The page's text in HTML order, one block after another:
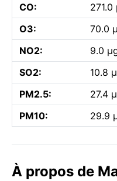
CO:
271.0
O3:
70.0
NO2:
9.0
SO2:
10.8
PM2.5:
27.4
PM10:
29.9
À propos de